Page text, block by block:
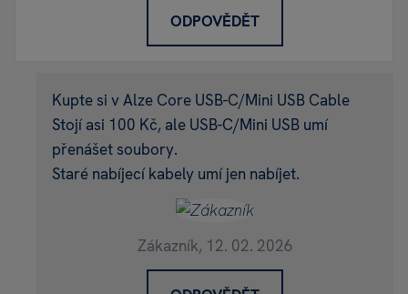
ODPOVĚDĚT
Kupte si v Alze Core USB-C/Mini USB Cable
Stojí asi 100 Kč, ale USB-C/Mini USB umí
přenášet soubory.
Staré nabíjecí kabely umí jen nabíjet.
Zákazník, 12. 02. 2026